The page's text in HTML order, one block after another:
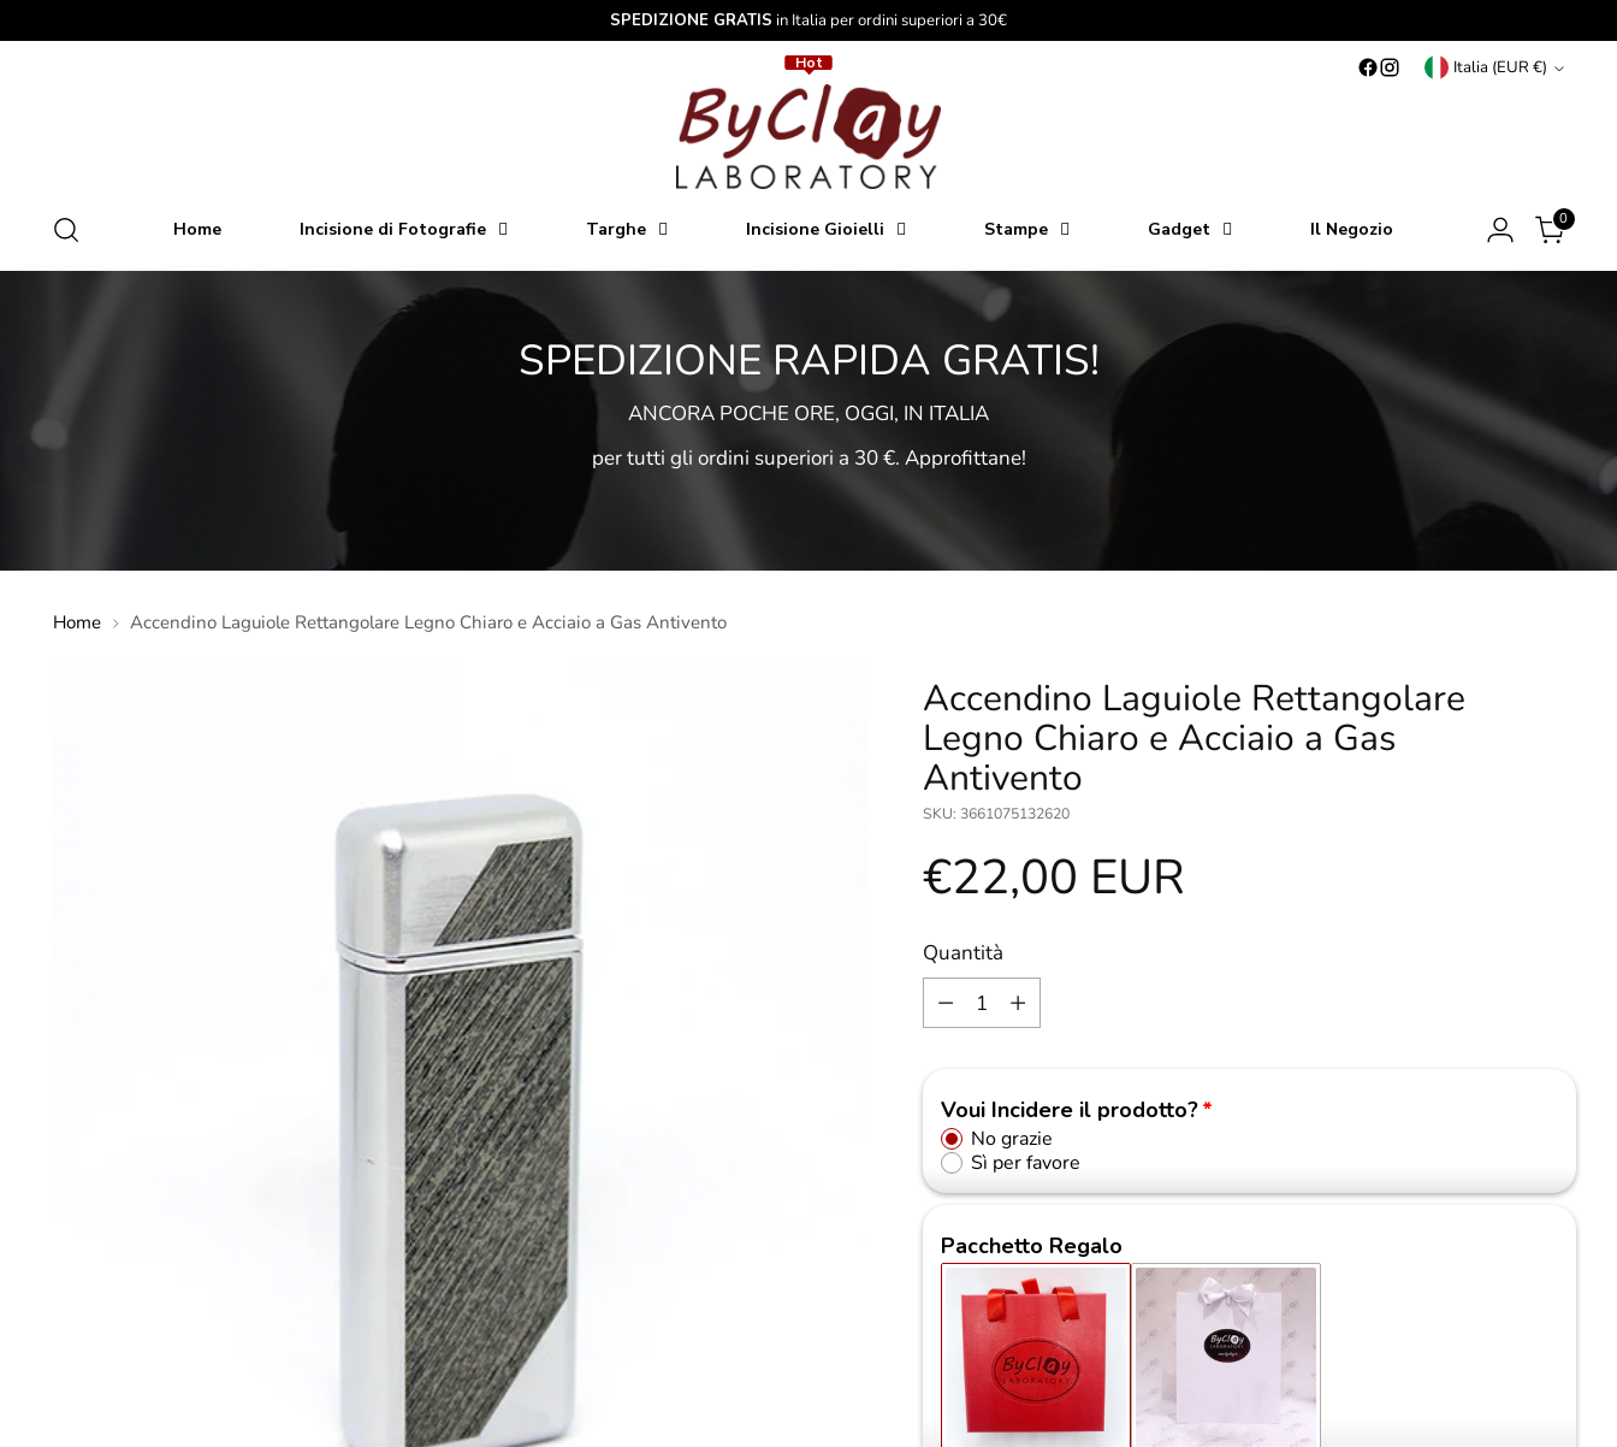
SPEDIZIONE GRATIS in Italia per ordini superiori a 30€
Valuta Italia (EUR €)
Home Incisione di Fotografie
Hot
Targhe
Hot
Incisione Gioielli Stampe Gadget Il Negozio 0
SPEDIZIONE RAPIDA GRATIS!
ANCORA POCHE ORE, OGGI, IN ITALIA
per tutti gli ordini superiori a 30 €. Approfittane!
Home Accendino Laguiole Rettangolare Legno Chiaro e Acciaio a Gas Antivento
Accendino Laguiole Rettangolare
Legno Chiaro e Acciaio a Gas
Antivento
SKU: 3661075132620
Prezzo
di
listino
€22,00 EUR
Quantità
Quantità
Voui Incidere il prodotto?
No grazie
Sì per favore
Pacchetto Regalo